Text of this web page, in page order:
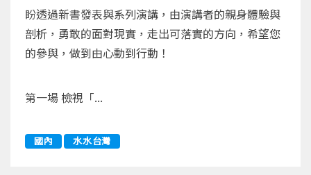
盼透過新書發表與系列演講，由演講者的親身體驗與
剖析，勇敢的面對現實，走出可落實的方向，希望您
的參與，做到由心動到行動！
第一場 檢視「...
國內 水水台灣